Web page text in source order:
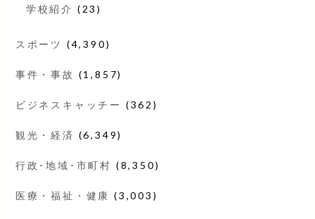
学校紹介 (23)
スポーツ (4,390)
事件・事故 (1,857)
ビジネスキャッチー (362)
観光・経済 (6,349)
行政･地域･市町村 (8,350)
医療・福祉・健康 (3,003)